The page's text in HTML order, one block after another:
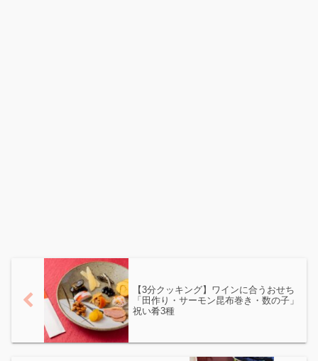
【3分クッキング】ワインに合うおせち
「田作り・サーモン昆布巻き・数の子」
祝い肴3種